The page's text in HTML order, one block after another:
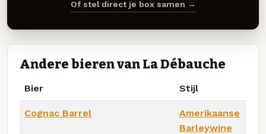
Of stel direct je box samen →
Andere bieren van La Débauche
Bier Stijl
Cognac Barrel
Amerikaanse
Barleywine